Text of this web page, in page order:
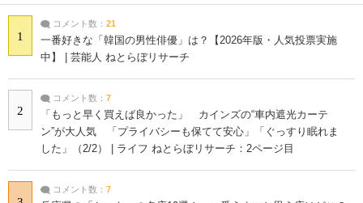
1
コメント数： 21
一番好きな「韓国の男性俳優」は？【2026年版・人気投票実施
中】 | 芸能人 ねとらぼリサーチ
2
コメント数： 7
「もっと早く買えば良かった」 カインズの“車内遮光カーテ
ン”が大人気 「プライバシーも保てて安心」「ぐっすり眠れま
した」（2/2） | ライフ ねとらぼリサーチ：2ページ目
コメント数： 7